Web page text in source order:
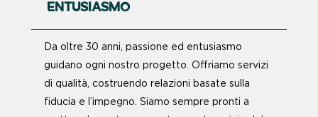
ENTUSIASMO
Da oltre 30 anni, passione ed entusiasmo
guidano ogni nostro progetto. Offriamo servizi
di qualità, costruendo relazioni basate sulla
fiducia e l’impegno. Siamo sempre pronti a